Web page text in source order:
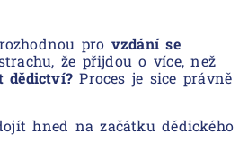
pro vzdání se
že přijdou o více, než
dědictví? Proces je sice právně
hned na začátku dědického